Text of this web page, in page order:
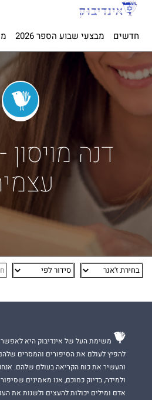
חדשים מבצעי שבוע הספר 2026
דנה
משימת העל של אינדיבוק היא
להפיץ לעולם את הסיפורים והמסרים
והעשיר את כוח הקריאה בעולם שלהם.
ולמידה, בדיוק כמוכם, אנו מאמינים
אדם ומילים יכולות להעצים ולשנות את